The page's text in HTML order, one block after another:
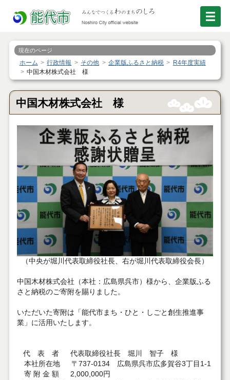
現在のページ
ホーム 行政情報 その他 企業版ふるさと納税
R4年度実績
中国木材株式会社 様
中国木材株式会社 様
（中央が堀川代表取締役社長、右が堀川代表取締役会長）
中国木材株式会社（本社：広島県呉市）様から、企業版ふる
さと納税のご寄附を賜りました。
いただいた寄附は「能代市まち・ひと・しごと創生推進事
業」に活用いたします。
代 表 者 代表取締役社長 堀川 智子 様
本社所在地 〒737-0134 広島県呉市広多賀谷3丁目1-1
寄 附 金 額 2,000,000円